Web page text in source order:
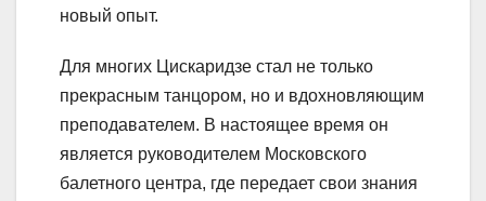
новый опыт.
Для многих Цискаридзе стал не только
прекрасным танцором, но и вдохновляющим
преподавателем. В настоящее время он
является руководителем Московского
балетного центра, где передает свои знания